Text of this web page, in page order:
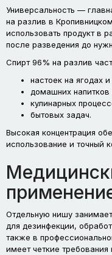
Универсальность —
на разлив в
использовать продукт в
после разведения до
Спирт 96% на разлив
настоек на ягодах и
домашних
кулинарных
бытовых задач.
Высокая концентрация
использование и точный
Отдельную нишу
для дезинфекции,
также в
имеет четкие требования